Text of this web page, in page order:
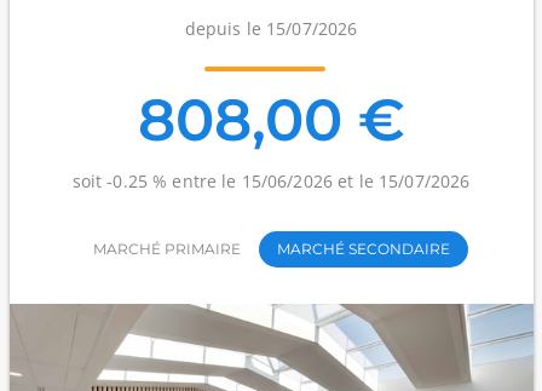
depuis le 15/07/2026
808,00 €
soit -0.25 % entre le 15/06/2026 et le 15/07/2026
MARCHÉ PRIMAIRE MARCHÉ SECONDAIRE